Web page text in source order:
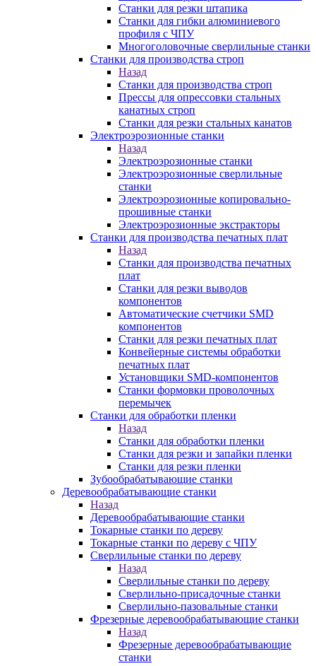
Станки для резки штапика
Станки для гибки алюминиевого
профиля с ЧПУ
Многоголовочные сверлильные станки
Станки для производства строп
Назад
Станки для производства строп
Прессы для опрессовки стальных
канатных строп
Станки для резки стальных канатов
Электроэрозионные станки
Назад
Электроэрозионные станки
Электроэрозионные сверлильные
станки
Электроэрозионные копировально-
прошивные станки
Электроэрозионные экстракторы
Станки для производства печатных плат
Назад
Станки для производства печатных
плат
Станки для резки выводов
компонентов
Автоматические счетчики SMD
компонентов
Станки для резки печатных плат
Конвейерные системы обработки
печатных плат
Установщики SMD-компонентов
Станки формовки проволочных
перемычек
Станки для обработки пленки
Назад
Станки для обработки пленки
Станки для резки и запайки пленки
Станки для резки пленки
Зубообрабатывающие станки
Деревообрабатывающие станки
Назад
Деревообрабатывающие станки
Токарные станки по дереву
Токарные станки по дереву с ЧПУ
Сверлильные станки по дереву
Назад
Сверлильные станки по дереву
Сверлильно-присадочные станки
Сверлильно-пазовальные станки
Фрезерные деревообрабатывающие станки
Назад
Фрезерные деревообрабатывающие
станки